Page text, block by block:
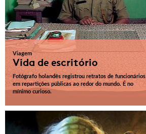
Viagem
Vida de escritório
Fotógrafo holandês registrou retratos de funcionários
em repartições públicas ao redor do mundo. É no
mínimo curioso.